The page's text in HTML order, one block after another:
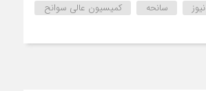
سانحه
کمیسیون عالی سوانح